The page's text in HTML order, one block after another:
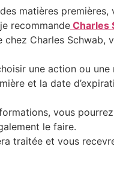
matières
recommande Charles
Charles Schwab,
une action ou
et la date
vous
le faire.
traitée et vous